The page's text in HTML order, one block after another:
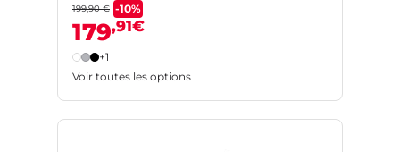
199,90 € -10%
179,91€
+1
Voir toutes les options